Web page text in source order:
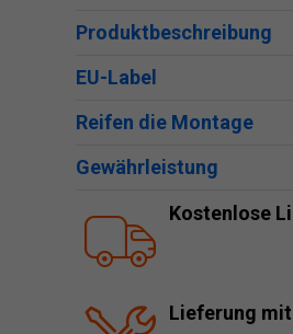
Produktbeschreibung
EU-Label
Reifen die Montage
Gewährleistung
Kostenlose
Lieferung